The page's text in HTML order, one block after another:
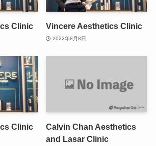
Clinic Vincere Aesthetics Clinic
2022年8月8日
Clinic
Calvin Chan Aesthetics
and Lasar Clinic